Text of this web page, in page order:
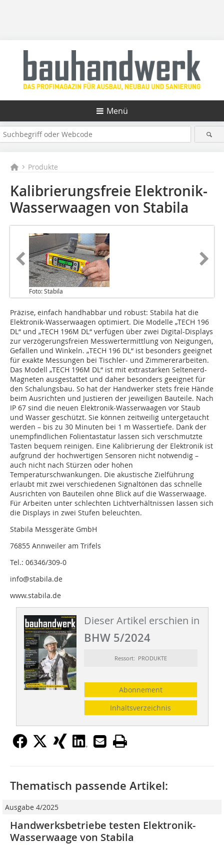
Menü
Produkte
Kalibrierungsfreie Elektronik-
Wasserwaagen von Stabila
Foto: Stabila
Präzise, einfach handhabbar und robust: Stabila hat die
Elektronik-Wasserwaagen optimiert. Die Modelle „TECH 196
DL“ und „TECH 196M DL“ verfügen über zwei Digital-Displays
zur verzögerungsfreien Messwertermittlung von Neigungen,
Gefällen und Winkeln. „TECH 196 DL“ ist besonders geeignet
für exakte Messungen bei Tischler- und Zimmererarbeiten.
Das Modell „TECH 196M DL“ ist mit extrastarken Seltenerd-
Magneten ausgestattet und daher besonders geeignet für
den Schalungsbau. So hat der Handwerker stets freie Hände
beim Ausrichten und Justieren der jeweiligen Bauteile. Nach
IP 67 sind die neuen Elektronik-Wasserwaagen vor Staub
und Wasser geschützt. Sie können zeitweilig untergetaucht
werden – bis zu 30 Minuten bei 1 m Wassertiefe. Dank der
unempfindlichen Folientastatur lassen sich verschmutzte
Tasten bequem reinigen. Eine Kalibrierung der Elektronik ist
aufgrund der hochwertigen Sensoren nicht notwendig –
auch nicht nach Stürzen oder hohen
Temperaturschwankungen. Die akustische Zielführung
erlaubt mit zwei verschiedenen Signaltönen das schnelle
Ausrichten von Bauteilen ohne Blick auf die Wasserwaage.
Für Arbeiten unter schlechten Lichtverhältnissen lassen sich
die Displays in zwei Stufen beleuchten.
Stabila Messgeräte GmbH
76855 Annweiler am Trifels
Tel.: 06346/309-0
info@stabila.de
www.stabila.de
Dieser Artikel erschien in
BHW 5/2024
Ressort: PRODUKTE
Abonnement
Inhaltsverzeichnis
Thematisch passende Artikel:
Ausgabe 4/2025
Handwerksbetriebe testen Elektronik-
Wasserwaage von Stabila